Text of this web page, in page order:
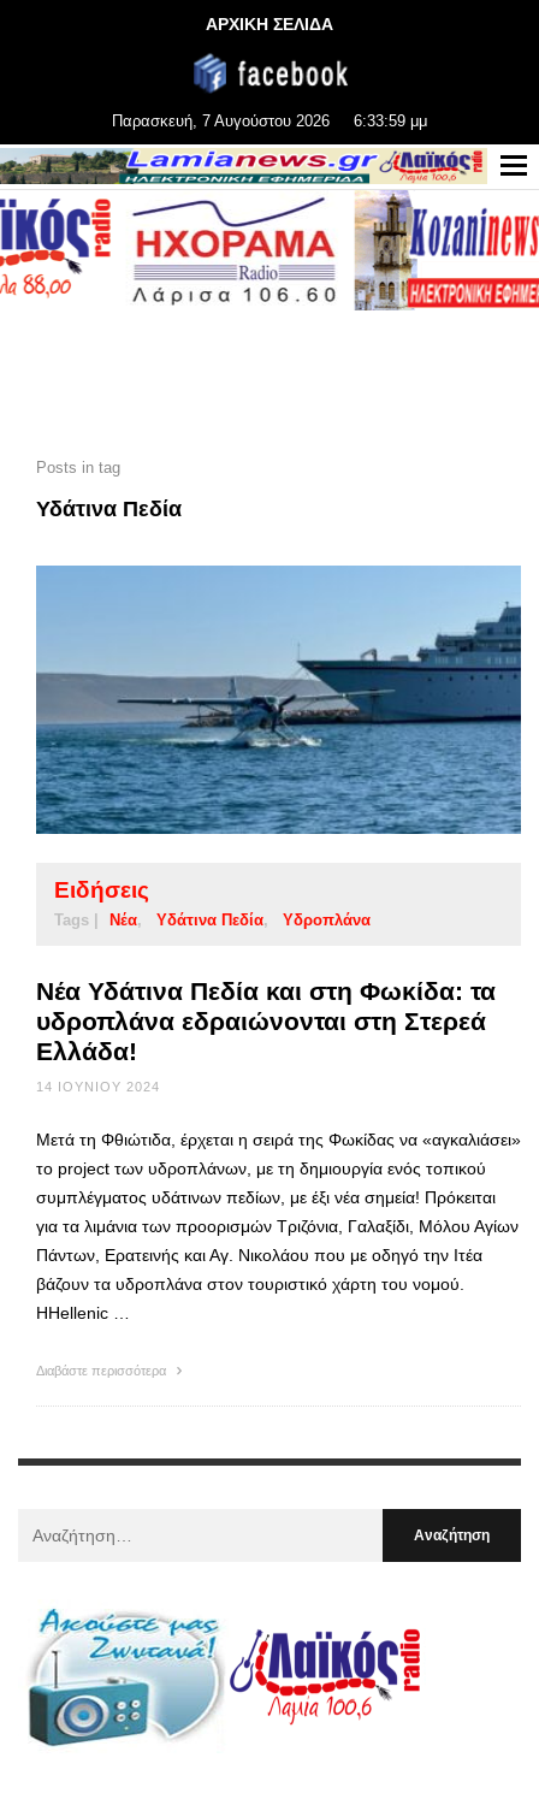
ΑΡΧΙΚΗ ΣΕΛΙΔΑ
Παρασκευή, 7 Αυγούστου 2026 6:34:00 μμ
Posts in tag
Υδάτινα Πεδία
Ειδήσεις
Tags | Νέα Υδάτινα Πεδία Υδροπλάνα
Νέα Υδάτινα Πεδία και στη Φωκίδα: τα
υδροπλάνα εδραιώνονται στη Στερεά
Ελλάδα!
14 ΙΟΥΝΊΟΥ 2024
Μετά τη Φθιώτιδα, έρχεται η σειρά της Φωκίδας να «αγκαλιάσει»
το project των υδροπλάνων, με τη δημιουργία ενός τοπικού
συμπλέγματος υδάτινων πεδίων, με έξι νέα σημεία! Πρόκειται
για τα λιμάνια των προορισμών Τριζόνια, Γαλαξίδι, Μόλου Αγίων
Πάντων, Ερατεινής και Αγ. Νικολάου που με οδηγό την Ιτέα
βάζουν τα υδροπλάνα στον τουριστικό χάρτη του νομού.
ΗHellenic …
Διαβάστε περισσότερα